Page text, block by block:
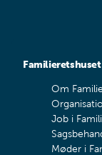
Familieretshuset
Om
Job i
Møder i